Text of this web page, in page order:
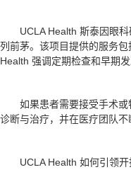
UCLA Health 斯泰因眼
列前茅。该项目提供的服务
Health 强调定期检查和早期
如果患者需要接受手术
诊断与治疗，并在医疗团队
UCLA Health 如何引领